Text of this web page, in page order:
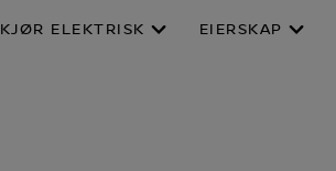
KJØR ELEKTRISK EIERSKAP